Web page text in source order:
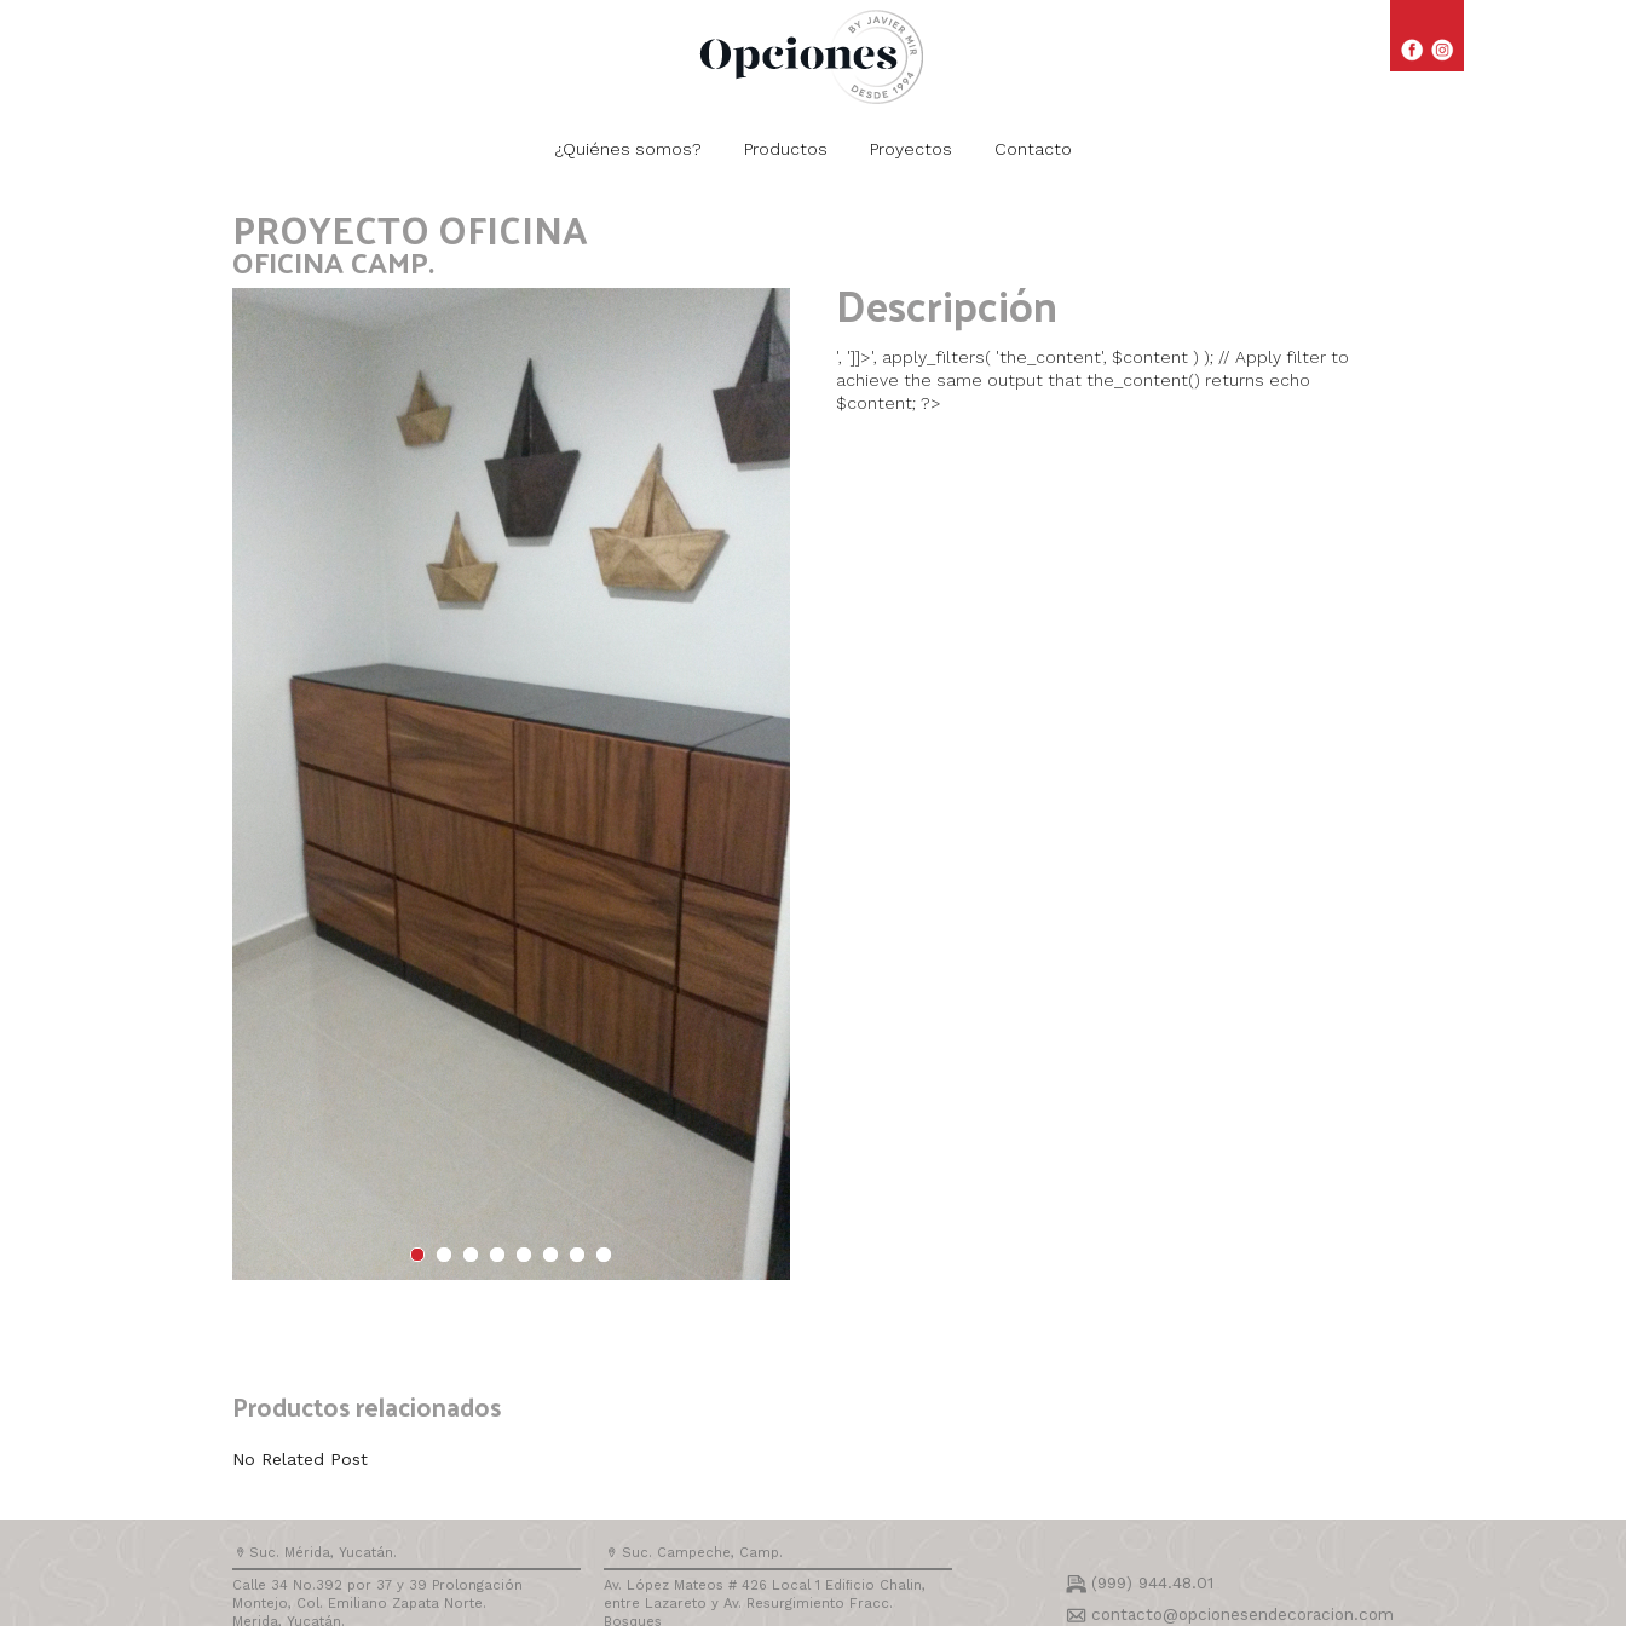
¿Quiénes somos?
Productos
Proyectos
Contacto
PROYECTO OFICINA
OFICINA CAMP.
Descripción
', ']]>', apply_filters( 'the_content', $content ) ); // Apply filter to
achieve the same output that the_content() returns echo
$content; ?>
Productos relacionados
No Related Post
Suc. Mérida, Yucatán.
Calle 34 No.392 por 37 y 39 Prolongación
Montejo, Col. Emiliano Zapata Norte.
Merida, Yucatán.
Suc. Campeche, Camp.
Av. López Mateos # 426 Local 1 Ediﬁcio Chalin,
entre Lazareto y Av. Resurgimiento Fracc.
Bosques
(999) 944.48.01
contacto@opcionesendecoracion.com